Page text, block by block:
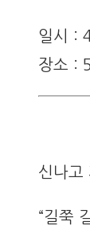
일시 :
장소 :
신나고
“길쭉